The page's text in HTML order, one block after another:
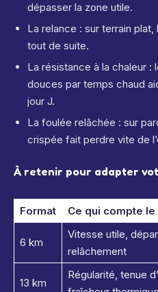
dépasser la zone utile.
La relance : sur terrain
tout de suite.
La résistance à la chaleur :
douces par temps chaud
jour J.
La foulée relâchée : sur
crispée fait perdre vite de
À retenir pour adapter
Format Ce qui compte le
6 km
Vitesse utile,
relâchement
13 km
Régularité, tenue